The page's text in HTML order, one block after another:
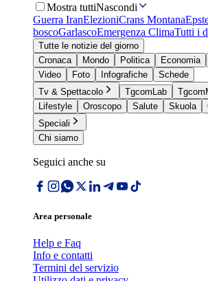
Mostra tuttiNascondi
Guerra IranElezioniCrans Montana
boscoGarlascoEmergenza ClimaTutti i
Tutte le notizie del giorno
Cronaca
Mondo Politica Economia
Video
Foto Infografiche
Schede
Tv & Spettacolo
TgcomLab
Lifestyle
Oroscopo Salute Skuola
Speciali
Chi siamo
Seguici anche su
Area personale
Help e Faq
Info e contatti
Termini del servizio